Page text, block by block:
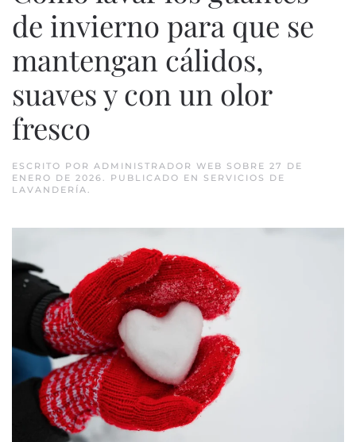
de invierno para que se
mantengan cálidos,
suaves y con un olor
fresco
ESCRITO POR ADMINISTRADOR WEB SOBRE 27 DE
ENERO DE 2026
. PUBLICADO EN SERVICIOS DE
LAVANDERÍA